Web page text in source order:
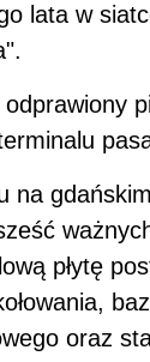
lata w
na
płytę
oraz